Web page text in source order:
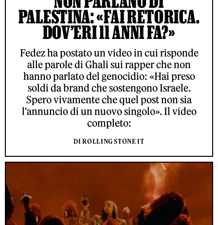
PALESTINA: «FAI RETORICA.
DOV’ERI 11 ANNI FA?»
Fedez ha postato un video in cui risponde
alle parole di Ghali sui rapper che non
hanno parlato del genocidio: «Hai preso
soldi da brand che sostengono Israele.
Spero vivamente che quel post non sia
l'annuncio di un nuovo singolo». Il video
completo:
DI ROLLING STONE IT